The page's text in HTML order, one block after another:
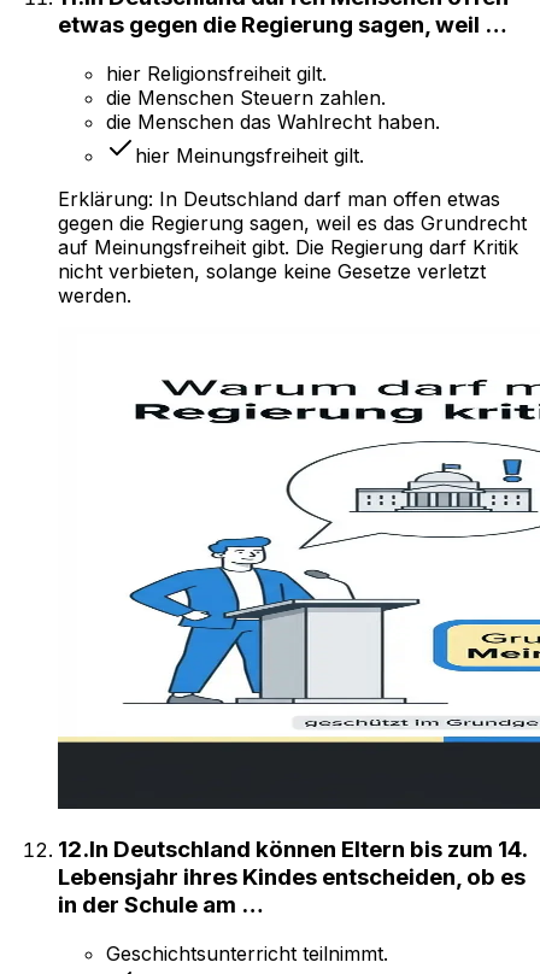
etwas gegen die Regierung sagen, weil …
hier Religionsfreiheit gilt.
die Menschen Steuern zahlen.
die Menschen das Wahlrecht haben.
hier Meinungsfreiheit gilt.
Erklärung: In Deutschland darf man offen etwas
gegen die Regierung sagen, weil es das Grundrecht
auf Meinungsfreiheit gibt. Die Regierung darf Kritik
nicht verbieten, solange keine Gesetze verletzt
werden.
12.In Deutschland können Eltern bis zum 14.
Lebensjahr ihres Kindes entscheiden, ob es
in der Schule am …
Geschichtsunterricht teilnimmt.